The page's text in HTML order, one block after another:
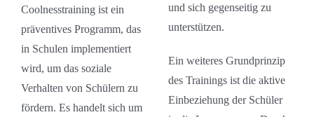
Coolnesstraining ist ein
präventives Programm, das
in Schulen implementiert
wird, um das soziale
Verhalten von Schülern zu
fördern. Es handelt sich um
und sich gegenseitig zu
unterstützen.
Ein weiteres Grundprinzip
des Trainings ist die aktive
Einbeziehung der Schüler